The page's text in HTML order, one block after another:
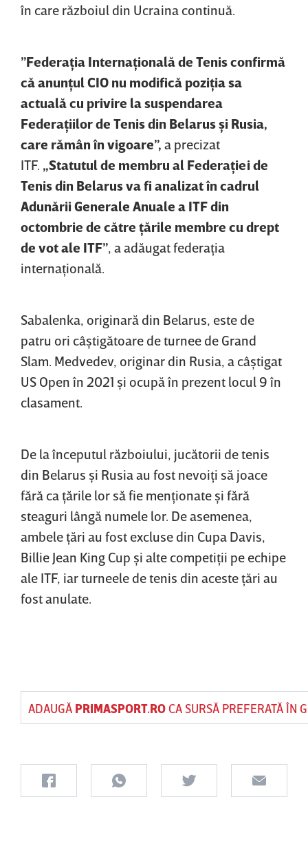
în care războiul din Ucraina continuă.
”Federaţia Internaţională de Tenis confirmă
că anunţul CIO nu modifică poziţia sa
actuală cu privire la suspendarea
Federaţiilor de Tenis din Belarus şi Rusia,
care rămân în vigoare”, a precizat
ITF. „Statutul de membru al Federaţiei de
Tenis din Belarus va fi analizat în cadrul
Adunării Generale Anuale a ITF din
octombrie de către ţările membre cu drept
de vot ale ITF” , a adăugat federaţia
internaţională.
Sabalenka, originară din Belarus, este de
patru ori câştigătoare de turnee de Grand
Slam. Medvedev, originar din Rusia, a câştigat
US Open în 2021 şi ocupă în prezent locul 9 în
clasament.
De la începutul războiului, jucătorii de tenis
din Belarus şi Rusia au fost nevoiţi să joace
fără ca ţările lor să fie menţionate şi fără
steaguri lângă numele lor. De asemenea,
ambele ţări au fost excluse din Cupa Davis,
Billie Jean King Cup şi alte competiţii pe echipe
ale ITF, iar turneele de tenis din aceste ţări au
fost anulate.
ADAUGĂ PRIMASPORT.ROCA SURSĂ PREFERATĂ ÎN